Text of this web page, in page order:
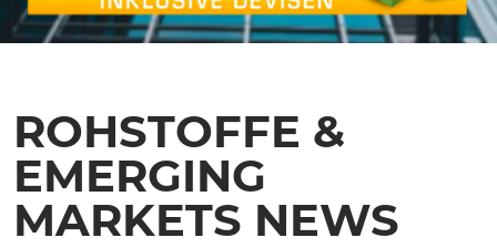
ROHSTOFFE &
EMERGING
MARKETS NEWS